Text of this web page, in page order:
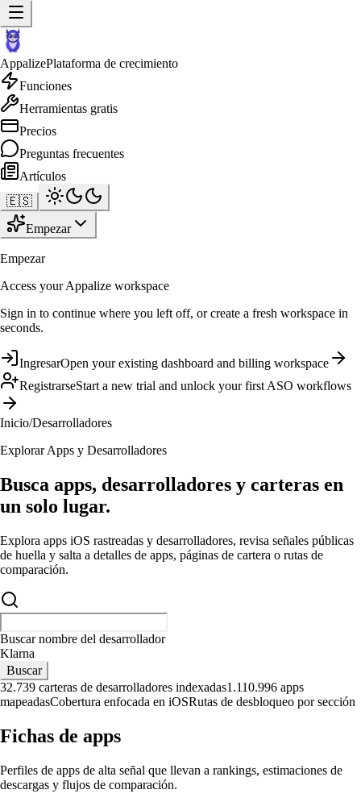
AppalizePlataforma de crecimiento
Funciones
Herramientas gratis
Precios
Preguntas frecuentes
Artículos
🇪🇸
Empezar
Empezar
Access your Appalize workspace
Sign in to continue where you left off, or create a fresh workspace in
seconds.
IngresarOpen your existing dashboard and billing workspace
RegistrarseStart a new trial and unlock your first ASO workflows
Inicio/Desarrolladores
Explorar Apps y Desarrolladores
Busca apps, desarrolladores y carteras en
un solo lugar.
Explora apps iOS rastreadas y desarrolladores, revisa señales públicas
de huella y salta a detalles de apps, páginas de cartera o rutas de
comparación.
Buscar nombre del desarrollador
Klarna
Buscar
32.739 carteras de desarrolladores indexadas1.110.996 apps
mapeadasCobertura enfocada en iOSRutas de desbloqueo por sección
Fichas de apps
Perfiles de apps de alta señal que llevan a rankings, estimaciones de
descargas y flujos de comparación.